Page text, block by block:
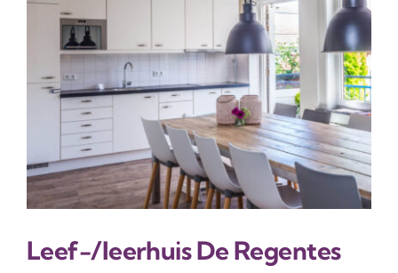
Leef-/leerhuis De Regentes